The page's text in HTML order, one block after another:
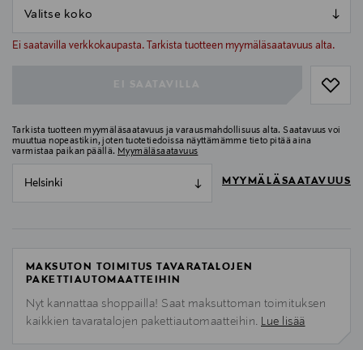
Ei saatavilla verkkokaupasta. Tarkista tuotteen myymäläsaatavuus alta.
null
Tarkista tuotteen myymäläsaatavuus ja varausmahdollisuus alta. Saatavuus voi
muuttua nopeastikin, joten tuotetiedoissa näyttämämme tieto pitää aina
varmistaa paikan päällä. Myymäläsaatavuus
Helsinki MYYMÄLÄSAATAVUUS
MAKSUTON TOIMITUS TAVARATALOJEN
PAKETTIAUTOMAATTEIHIN
Nyt kannattaa shoppailla! Saat maksuttoman toimituksen
kaikkien tavaratalojen pakettiautomaatteihin. Lue lisää